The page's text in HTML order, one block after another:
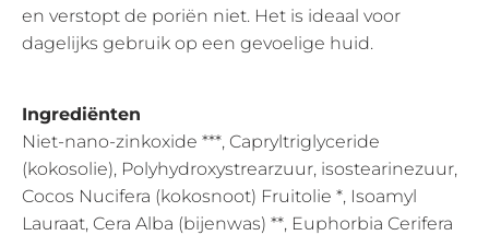
en verstopt de poriën niet. Het is ideaal voor
dagelijks gebruik op een gevoelige huid.
Ingrediënten
Niet-nano-zinkoxide ***, Capryltriglyceride
(kokosolie), Polyhydroxystrearzuur, isostearinezuur,
Cocos Nucifera (kokosnoot) Fruitolie *, Isoamyl
Lauraat, Cera Alba (bijenwas) **, Euphorbia Cerifera